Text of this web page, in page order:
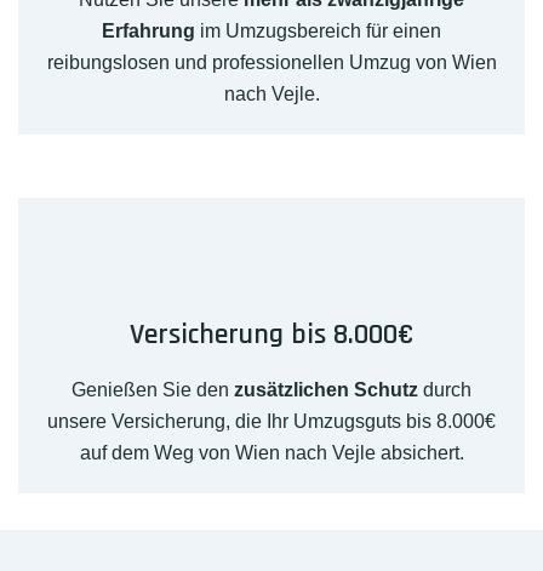
Erfahrung im Umzugsbereich für einen
reibungslosen und professionellen Umzug von Wien
nach Vejle.
Versicherung bis 8.000€
Genießen Sie den zusätzlichen Schutz durch
unsere Versicherung, die Ihr Umzugsguts bis 8.000€
auf dem Weg von Wien nach Vejle absichert.